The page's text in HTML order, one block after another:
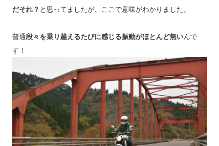
だそれ？ と思ってましたが、ここで意味がわかりました。
普通段々を乗り越えるたびに感じる振動がほとんど無いんで
す！